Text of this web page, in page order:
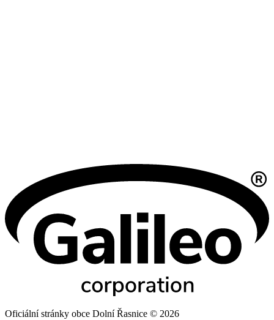
Oficiální stránky obce Dolní Řasnice © 2026